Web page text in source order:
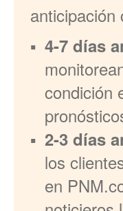
anticipación
4-7 días
condición
2-3 días
los
en